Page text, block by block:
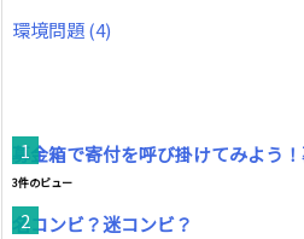
環境問題(4)
募金箱で寄付を呼び掛けてみよう
3件のビュー
名コンビ？迷コンビ？